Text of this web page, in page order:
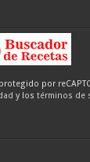
por
y los términos de